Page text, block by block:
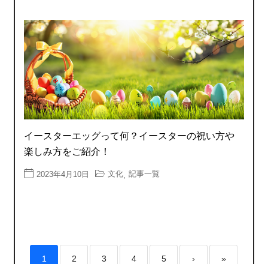
イースターエッグって何？イースターの祝い方や
楽しみ方をご紹介！
2023年4月10日 文化, 記事一覧
1 2 3 4 5 › »